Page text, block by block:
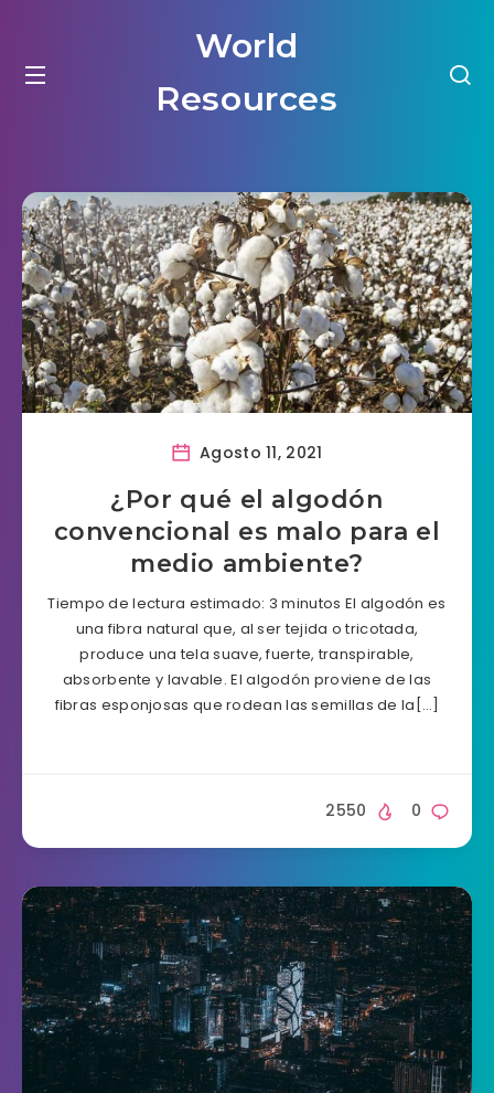
World
Resources
Agosto 11, 2021
¿Por qué el algodón
convencional es malo para el
medio ambiente?
Tiempo de lectura estimado: 3 minutos El algodón es
una fibra natural que, al ser tejida o tricotada,
produce una tela suave, fuerte, transpirable,
absorbente y lavable. El algodón proviene de las
fibras esponjosas que rodean las semillas de la[…]
0
2550